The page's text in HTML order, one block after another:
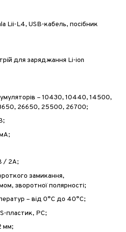
Lii-L4, USB-кабель, посібник
для заряджання Li-ion
– 10430, 10440, 14500,
26650, 25500, 26700;
/ 2А;
замикання,
зворотної полярності;
– від 0°C до 40°C;
пластик, PC;
мм;